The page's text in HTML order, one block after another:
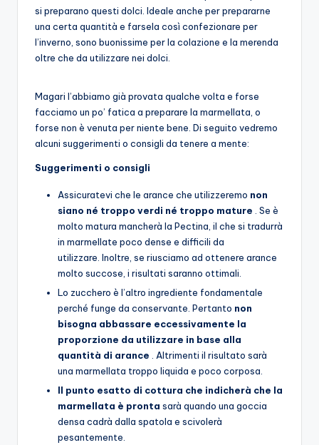
si preparano questi dolci. Ideale anche per prepararne
una certa quantità e farsela così confezionare per
l’inverno, sono buonissime per la colazione e la merenda
oltre che da utilizzare nei dolci.
Magari l’abbiamo già provata qualche volta e forse
facciamo un po’ fatica a preparare la marmellata, o
forse non è venuta per niente bene. Di seguito vedremo
alcuni suggerimenti o consigli da tenere a mente:
Suggerimenti o consigli
Assicuratevi che le arance che utilizzeremo non
siano né troppo verdi né troppo mature . Se è
molto matura mancherà la Pectina, il che si tradurrà
in marmellate poco dense e difficili da
utilizzare. Inoltre, se riusciamo ad ottenere arance
molto succose, i risultati saranno ottimali.
Lo zucchero è l’altro ingrediente fondamentale
perché funge da conservante. Pertanto non
bisogna abbassare eccessivamente la
proporzione da utilizzare in base alla
quantità di arance . Altrimenti il ​​risultato sarà
una marmellata troppo liquida e poco corposa.
Il punto esatto di cottura che indicherà che la
marmellata è pronta sarà quando una goccia
densa cadrà dalla spatola e scivolerà
pesantemente.